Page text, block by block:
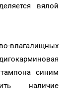
вялой
влагалищных
синим
наличие